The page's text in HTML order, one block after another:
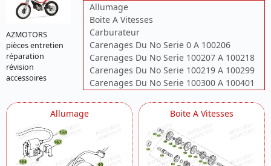
AZMOTORS
pièces entretien
réparation
révision
accessoires
Allumage
Boite A Vitesses
Carburateur
Carenages Du No Serie 0 A 100206
Carenages Du No Serie 100207 A 100218
Carenages Du No Serie 100219 A 100299
Carenages Du No Serie 100300 A 100401
Chassis Du No Serie 100001 A 100299
Chassis Du No Serie 100300 A 100401
Chassis Du No Serie 100402 A 199999
Cylindre
Allumage Boite A Vitesses